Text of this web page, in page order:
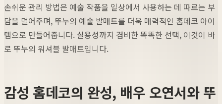
손쉬운 관리 방법은 예술 작품을 일상에서 사용하는 데 따르는 부
담을 덜어주며, 뚜누의 예술 발매트를 더욱 매력적인 홈데코 아이
템으로 만들어줍니다. 실용성까지 겸비한 똑똑한 선택, 이것이 바
로 뚜누의 워셔블 발매트입니다.
감성 홈데코의 완성, 배우 오연서와 뚜